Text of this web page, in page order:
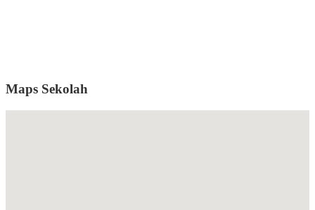
Maps Sekolah